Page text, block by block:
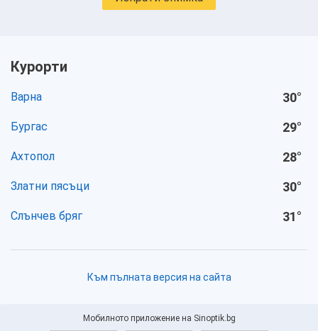
Курорти
Варна 30°
Бургас 29°
Ахтопол 28°
Златни пясъци 30°
Слънчев бряг 31°
Към пълната версия на сайта
Мобилното приложение на Sinoptik.bg